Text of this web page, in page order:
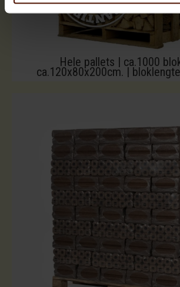
Hele pallets | ca.1000
ca.120x80x200cm. |